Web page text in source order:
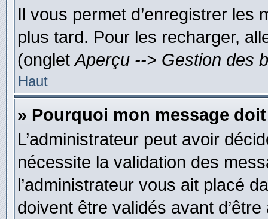
Il vous permet d’enregistrer les
plus tard. Pour les recharger,
(ongletAperçu --> Gestion des
Haut
» Pourquoi mon message
L’administrateur peut avoir
nécessite la validation des
l’administrateur vous ait placé
doivent être validés avant